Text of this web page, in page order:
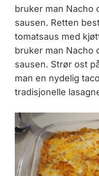
bruker man Nacho
sausen. Retten
tomatsaus med
bruker man Nacho
sausen. Strør ost
man en nydelig
tradisjonelle